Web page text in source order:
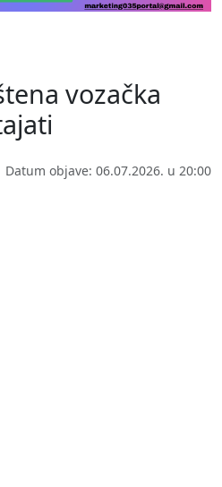
vozačka
Datum objave: 06.07.2026. u 20:00